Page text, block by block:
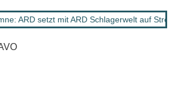
ARD setzt mit ARD Schlagerwelt auf